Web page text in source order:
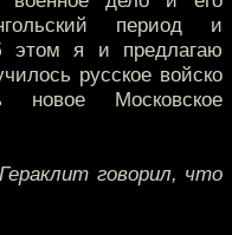
период и
этом я и предлагаю
русское войско
Московское
говорил, что